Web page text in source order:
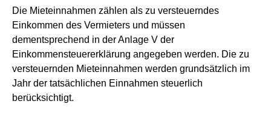
Die Mieteinnahmen zählen als zu versteuerndes
Einkommen des Vermieters und müssen
dementsprechend in der Anlage V der
Einkommensteuererklärung angegeben werden. Die zu
versteuernden Mieteinnahmen werden grundsätzlich im
Jahr der tatsächlichen Einnahmen steuerlich
berücksichtigt.